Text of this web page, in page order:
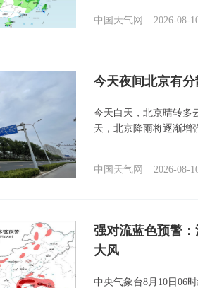
中国天气网 2026-08-
今天夜间北京有
今天白天，北京晴转多
天，北京降雨将逐渐增
中国天气网 2026-08-
强对流蓝色预警
大风
中央气象台8月10日06